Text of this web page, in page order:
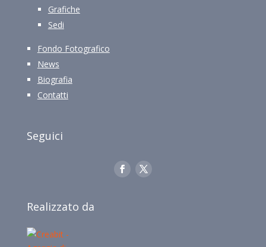
Grafiche
Sedi
Fondo Fotografico
News
Biografia
Contatti
Seguici
Realizzato da